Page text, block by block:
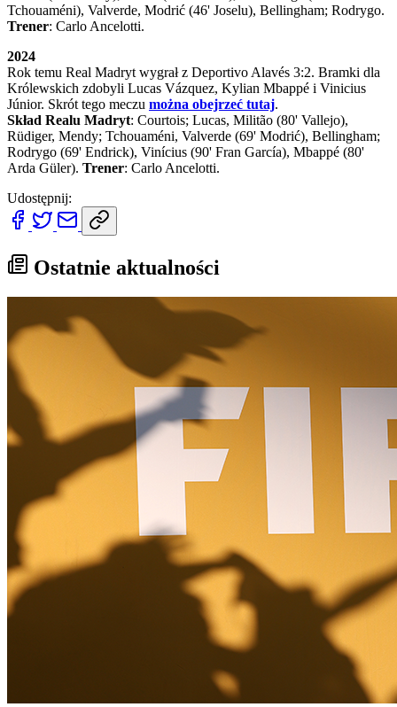
Tchouaméni), Valverde, Modrić (46' Joselu), Bellingham; Rodrygo.
Trener: Carlo Ancelotti.
2024
Rok temu Real Madryt wygrał z Deportivo Alavés 3:2. Bramki dla
Królewskich zdobyli Lucas Vázquez, Kylian Mbappé i Vinicius
Júnior. Skrót tego meczu można obejrzeć tutaj.
Skład Realu Madryt: Courtois; Lucas, Militão (80' Vallejo),
Rüdiger, Mendy; Tchouaméni, Valverde (69' Modrić), Bellingham;
Rodrygo (69' Endrick), Vinícius (90' Fran García), Mbappé (80'
Arda Güler). Trener: Carlo Ancelotti.
Udostępnij:
Ostatnie aktualności